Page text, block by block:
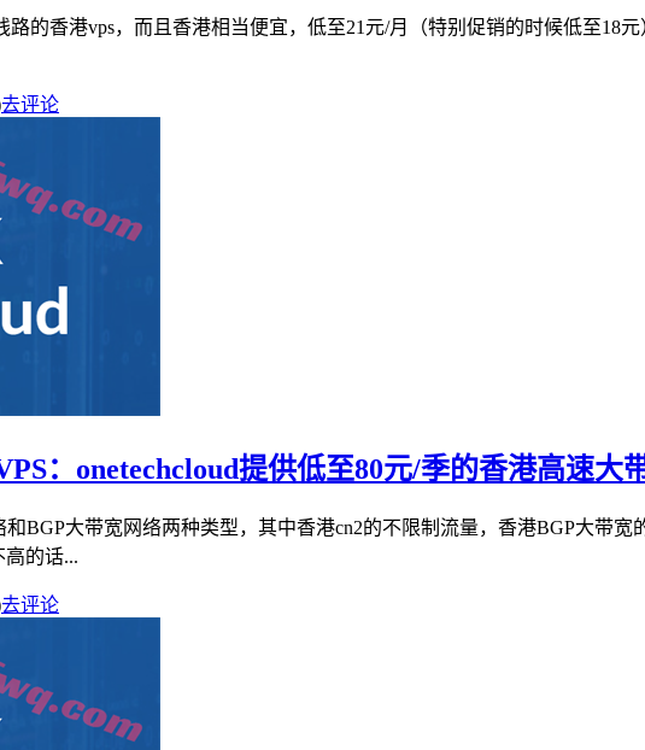
路的香港vps，而且香港相当便宜，低至21元/月（特别促销的时候低至18
去评论
：onetechcloud提供低至80元/季的香港高速大
和BGP大带宽网络两种类型，其中香港cn2的不限制流量，香港BGP大带
的话...
去评论